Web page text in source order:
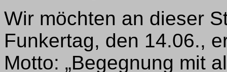
Wir möchten an dieser
Funkertag, den 14.06.,
Motto: „Begegnung mit